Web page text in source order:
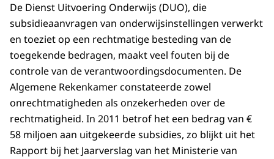
De Dienst Uitvoering Onderwijs (DUO), die
subsidieaanvragen van onderwijsinstellingen verwerkt
en toeziet op een rechtmatige besteding van de
toegekende bedragen, maakt veel fouten bij de
controle van de verantwoordingsdocumenten. De
Algemene Rekenkamer constateerde zowel
onrechtmatigheden als onzekerheden over de
rechtmatigheid. In 2011 betrof het een bedrag van €
58 miljoen aan uitgekeerde subsidies, zo blijkt uit het
Rapport bij het Jaarverslag van het Ministerie van